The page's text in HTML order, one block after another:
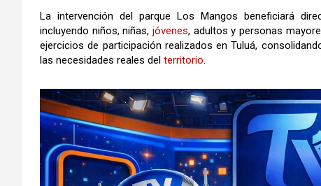
La intervención del parque Los Mangos beneficiará
incluyendo niños, niñas,jóvenes, adultos y personas
ejercicios de participación realizados en Tuluá,
las necesidades reales del territorio.